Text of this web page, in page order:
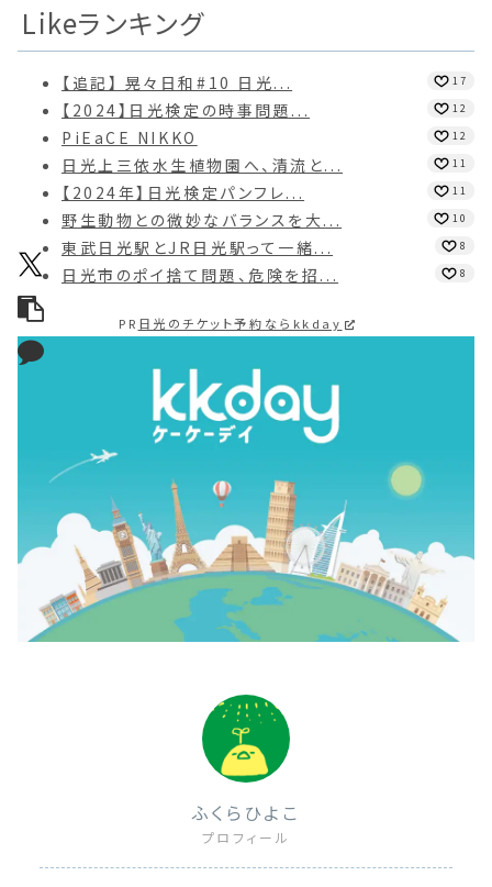
Likeランキング
【追記】 晃々日和#10 日光... 17
【2024】日光検定の時事問題... 12
PiEaCE NIKKO 12
日光上三依水生植物園へ、清流と... 11
【2024年】日光検定パンフレ... 11
野生動物との微妙なバランスを大... 10
東武日光駅とJR日光駅って一緒... 8
日光市のポイ捨て問題、危険を招... 8
PR 日光のチケット予約ならkkday
ふくらひよこ
プロフィール